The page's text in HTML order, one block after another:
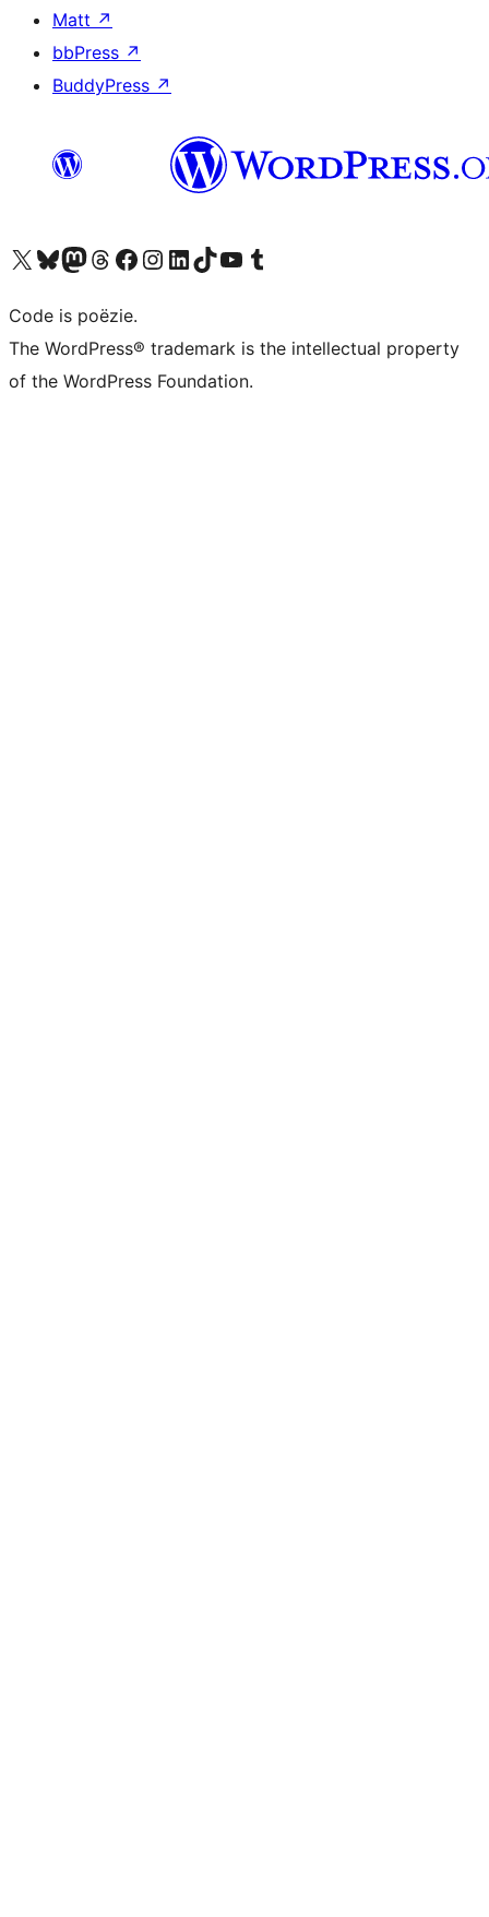
Matt ↗
bbPress ↗
BuddyPress ↗
Bezoek ons X (voorheen Twitter) account
Bezoek ons Bluesky account
Bezoek ons Mastodon account
Bezoek ons Threads account
Onze Facebook pagina bezoeken
Bezoek ons Instagram account
Bezoek ons LinkedIn account
Bezoek ons TikTok account
Bezoek ons YouTube kanaalBezoek ons Tumblr account
Code is poëzie.
The WordPress® trademark is the intellectual property
of the WordPress Foundation.